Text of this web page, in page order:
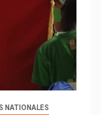
NATIONALES